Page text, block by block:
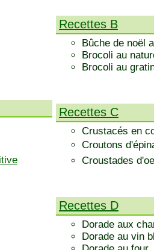
Recettes B
Bûche de noël
Brocoli au
Brocoli au
Recettes C
Crustacés en
Croutons
Croustades
Recettes D
Dorade aux
Dorade au vin